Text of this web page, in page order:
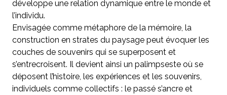
développe une relation dynamique entre le monde et
l’individu.
Envisagée comme métaphore de la mémoire, la
construction en strates du paysage peut évoquer les
couches de souvenirs qui se superposent et
s’entrecroisent. Il devient ainsi un palimpseste où se
déposent l’histoire, les expériences et les souvenirs,
individuels comme collectifs : le passé s’ancre et